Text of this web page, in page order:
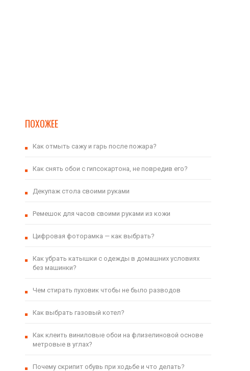
ПОХОЖЕЕ
Как отмыть сажу и гарь после пожара?
Как снять обои с гипсокартона, не повредив его?
Декупаж стола своими руками
Ремешок для часов своими руками из кожи
Цифровая фоторамка — как выбрать?
Как убрать катышки с одежды в домашних условиях
без машинки?
Чем стирать пуховик чтобы не было разводов
Как выбрать газовый котел?
Как клеить виниловые обои на флизелиновой основе
метровые в углах?
Почему скрипит обувь при ходьбе и что делать?